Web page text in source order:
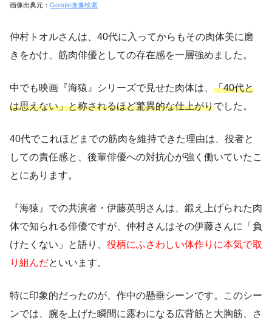
画像出典元： Google画像検索
仲村トオルさんは、40代に入ってからもその肉体美に磨
きをかけ、筋肉俳優としての存在感を一層強めました。
中でも映画『海猿』シリーズで見せた肉体は、 「40代と
は思えない」と称されるほど驚異的な仕上がりでした。
40代でこれほどまでの筋肉を維持できた理由は、役者と
しての責任感と、後輩俳優への対抗心が強く働いていたこ
とにあります。
『海猿』での共演者・伊藤英明さんは、鍛え上げられた肉
体で知られる俳優ですが、仲村さんはその伊藤さんに「負
けたくない」と語り、 役柄にふさわしい体作りに本気で取
り組んだといいます。
特に印象的だったのが、作中の懸垂シーンです。このシー
ンでは、腕を上げた瞬間に露わになる広背筋と大胸筋、さ